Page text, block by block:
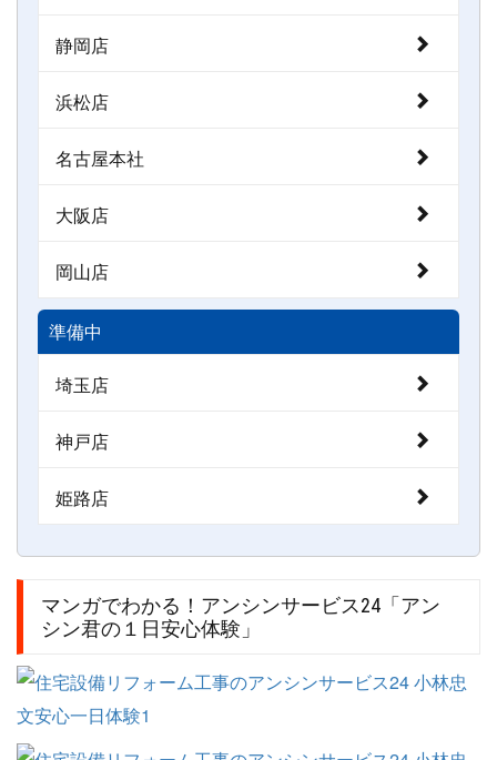
静岡店
浜松店
名古屋本社
大阪店
岡山店
準備中
埼玉店
神戸店
姫路店
マンガでわかる！アンシンサービス24「アン
シン君の１日安心体験」